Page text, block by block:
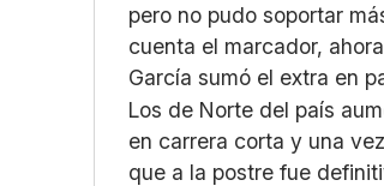
pero no pudo soportar
cuenta el marcador,
García sumó el extra en
Los de Norte del país
en carrera corta y una
que a la postre fue